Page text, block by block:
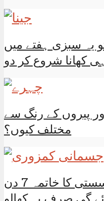
ہے تو یہ سبزی ہفتے میں
کھانا شروع کر دو
پیروں کے رنگ سے
مختلف کیوں؟
جسمانی کمزوری اور سستی کا خاتمہ 7 دن